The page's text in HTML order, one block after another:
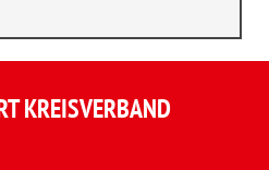
KREISVERBAND